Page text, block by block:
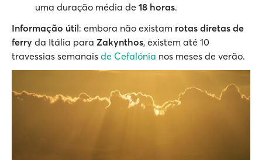
uma duração média de 18 horas.
Informação útil: embora não existam rotas diretas de
ferry da Itália para Zakynthos, existem até 10
travessias semanais de Cefalónia nos meses de verão.